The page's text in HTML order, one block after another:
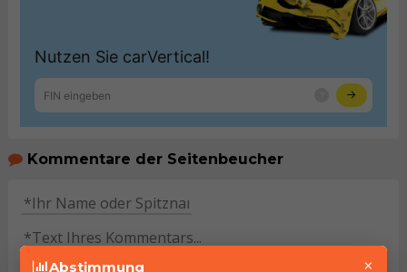
Kommentare der Seitenbeucher
Abstimmung ×